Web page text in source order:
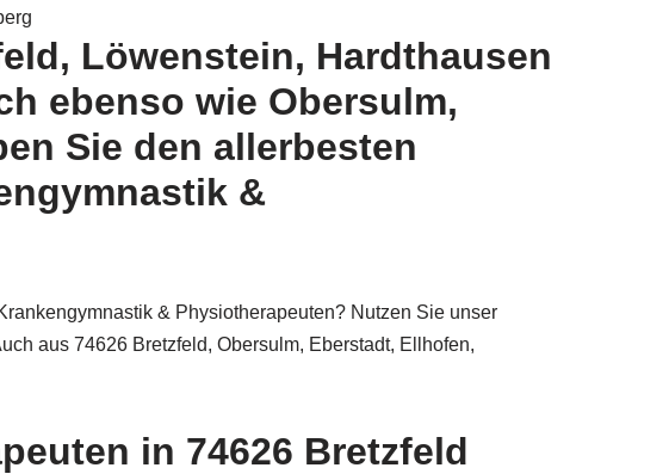
Löwenstein, Hardthausen
ebenso wie Obersulm,
Sie den allerbesten
&
& Physiotherapeuten? Nutzen Sie unser
aus 74626 Bretzfeld, Obersulm, Eberstadt, Ellhofen,
in 74626 Bretzfeld